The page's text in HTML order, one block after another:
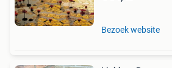
Bezoek website